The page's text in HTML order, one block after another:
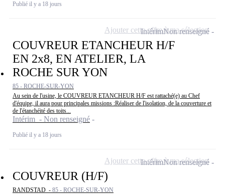
Publié il y a 18 jours
COUVREUR ETANCHEUR H/F
EN 2x8, EN ATELIER, LA
ROCHE SUR YON
85 - ROCHE-SUR-YON
Au sein de l'usine, le COUVREUR ETANCHEUR H/F est rattaché(e) au Chef
d'équipe, il aura pour principales missions :Réaliser de l'isolation, de la couverture et
de l'étanchéité des toits...
Intérim - Non renseigné
Publié il y a 18 jours
IntérimNon renseigné
Ajouter cette offre à ma sélection
COUVREUR (H/F)
RANDSTAD - 85 - ROCHE-SUR-YON
IntérimNon renseigné
Ajouter cette offre à ma sélection